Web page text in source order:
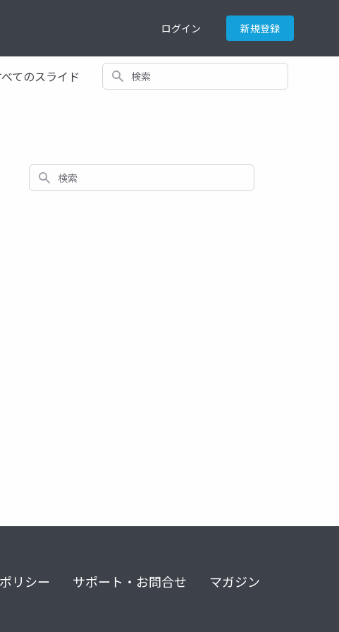
ログイン 新規登録
てのスライド 検索
検索
リシー サポート・お問合せ マガジン